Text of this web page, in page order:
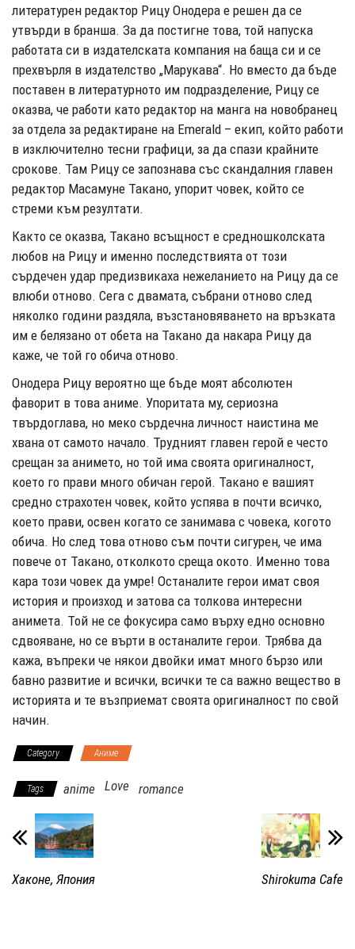
литературен редактор Рицу Онодера е решен да се
утвърди в бранша. За да постигне това, той напуска
работата си в издателската компания на баща си и се
прехвърля в издателство „Марукава“. Но вместо да бъде
поставен в литературното им подразделение, Рицу се
оказва, че работи като редактор на манга на новобранец
за отдела за редактиране на Emerald – екип, който работи
в изключително тесни графици, за да спази крайните
срокове. Там Рицу се запознава със скандалния главен
редактор Масамуне Такано, упорит човек, който се
стреми към резултати.
Както се оказва, Такано всъщност е средношколската
любов на Рицу и именно последствията от този
сърдечен удар предизвикаха нежеланието на Рицу да се
влюби отново. Сега с двамата, събрани отново след
няколко години раздяла, възстановяването на връзката
им е белязано от обета на Такано да накара Рицу да
каже, че той го обича отново.
Онодера Рицу вероятно ще бъде моят абсолютен
фаворит в това аниме. Упоритата му, сериозна
твърдоглава, но меко сърдечна личност наистина ме
хвана от самото начало. Трудният главен герой е често
срещан за анимето, но той има своята оригиналност,
което го прави много обичан герой. Такано е вашият
средно страхотен човек, който успява в почти всичко,
което прави, освен когато се занимава с човека, когото
обича. Но след това отново съм почти сигурен, че има
повече от Такано, отколкото среща окото. Именно това
кара този човек да умре! Останалите герои имат своя
история и произход и затова са толкова интересни
анимета. Той не се фокусира само върху едно основно
сдвояване, но се върти в останалите герои. Трябва да
кажа, въпреки че някои двойки имат много бързо или
бавно развитие и всички, всички те са важно вещество в
историята и те възприемат своята оригиналност по свой
начин.
Category Аниме
Tags anime Love romance
Хаконе, Япония Shirokuma Cafe